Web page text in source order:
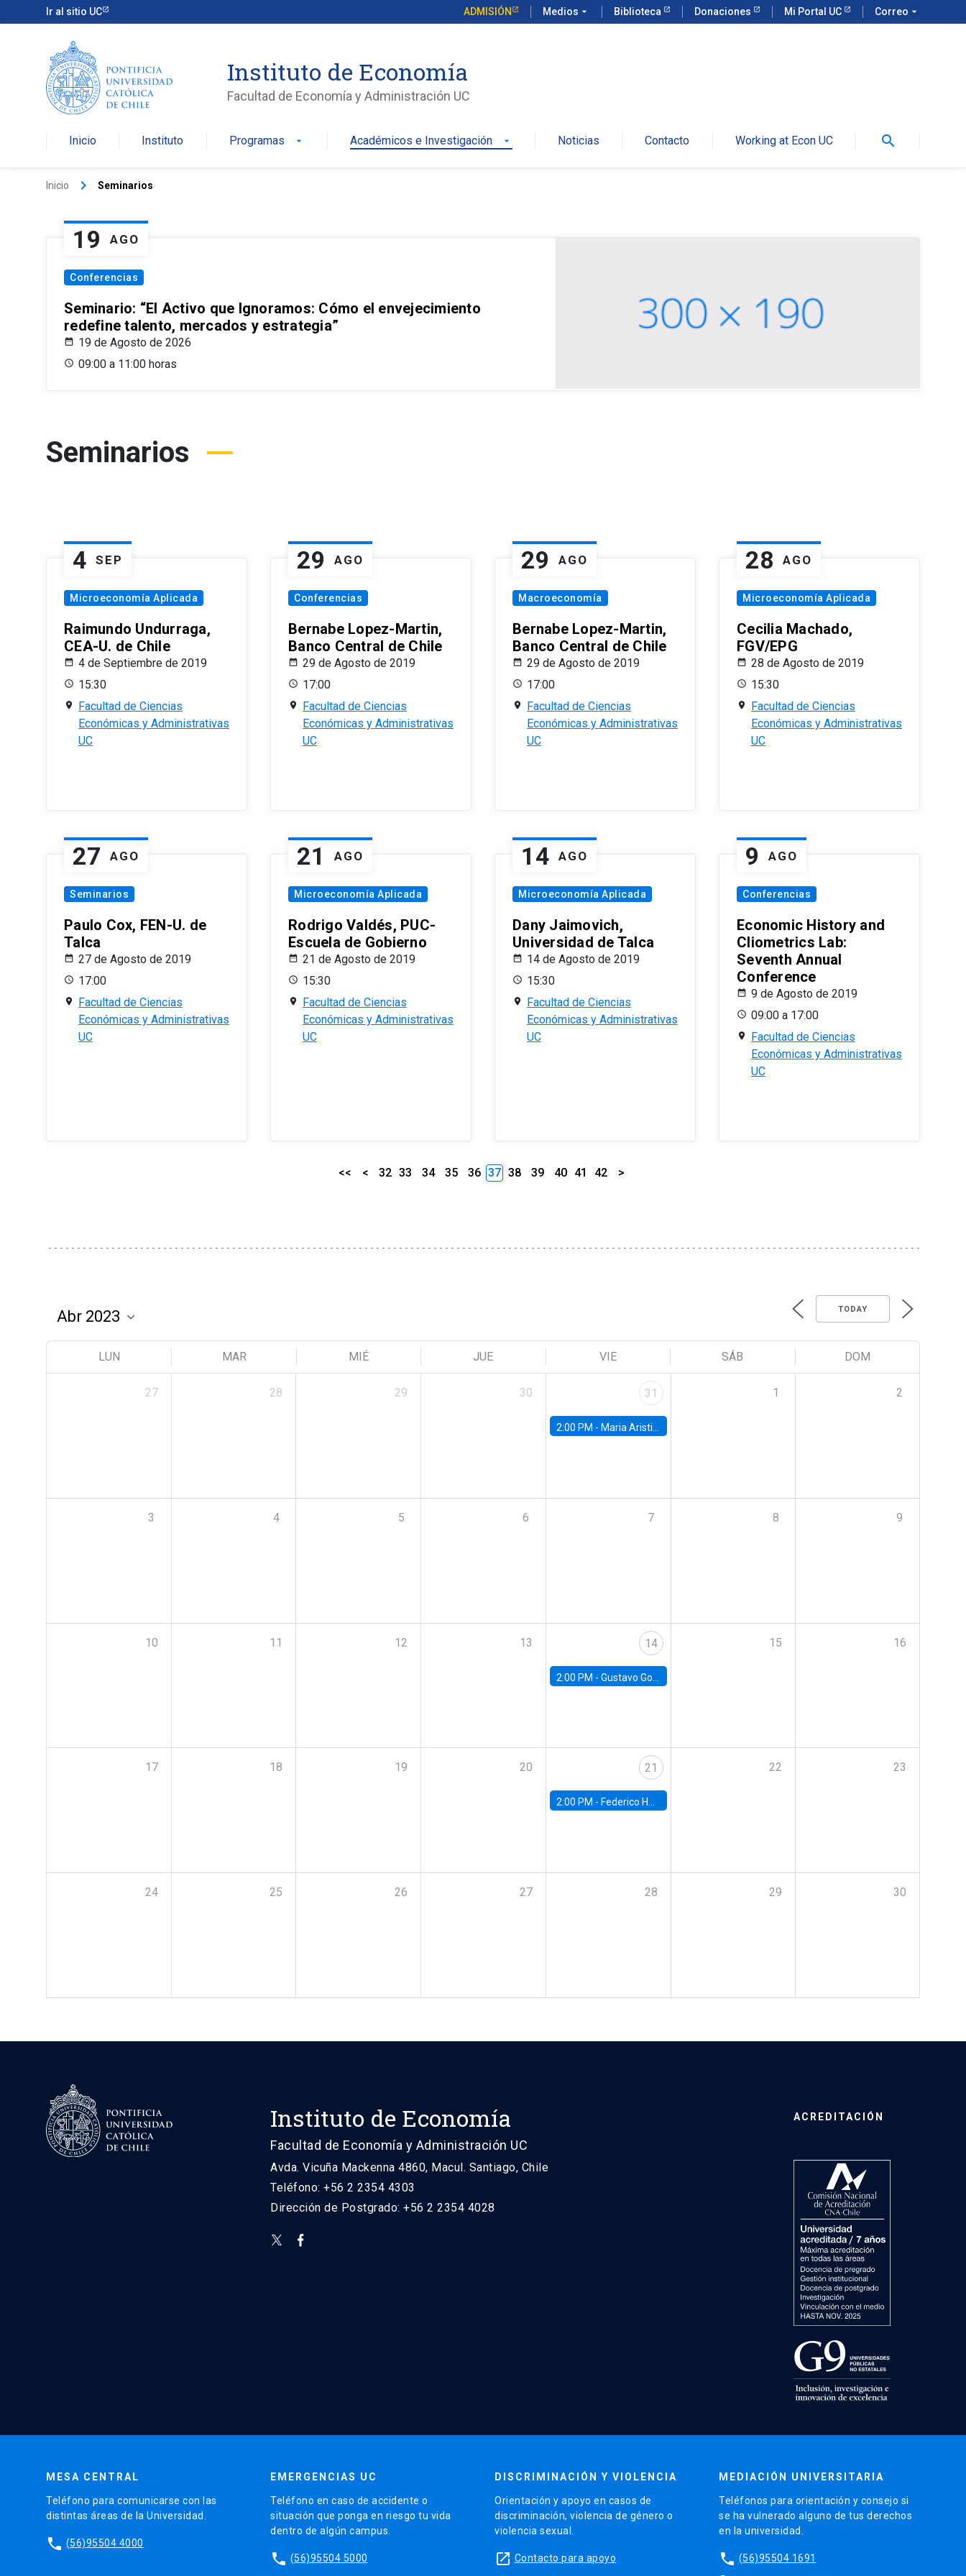
Ir al sitio UC ADMISIÓN Medios arrow_drop_down Biblioteca Donaciones Mi Portal UC Correo arrow_drop_down
Instituto de Economía
Facultad de Economía y Administración UC
Inicio Instituto Programas arrow_drop_down Académicos e Investigación arrow_drop_down Noticias Contacto Working at Econ UC search
Inicio keyboard_arrow_right Seminarios
19 AGO
Conferencias
Seminario: “El Activo que Ignoramos: Cómo el envejecimiento
redefine talento, mercados y estrategia”
19 de Agosto de 2026
09:00 a 11:00 horas
Seminarios
4 SEP
Microeconomía Aplicada
Raimundo Undurraga,
CEA-U. de Chile
4 de Septiembre de 2019
15:30
Facultad de Ciencias
Económicas y Administrativas
UC
29 AGO
Conferencias
Bernabe Lopez-Martin,
Banco Central de Chile
29 de Agosto de 2019
17:00
Facultad de Ciencias
Económicas y Administrativas
UC
29 AGO
Macroeconomía
Bernabe Lopez-Martin,
Banco Central de Chile
29 de Agosto de 2019
17:00
Facultad de Ciencias
Económicas y Administrativas
UC
28 AGO
Microeconomía Aplicada
Cecilia Machado,
FGV/EPG
28 de Agosto de 2019
15:30
Facultad de Ciencias
Económicas y Administrativas
UC
27 AGO
Seminarios
Paulo Cox, FEN-U. de
Talca
27 de Agosto de 2019
17:00
Facultad de Ciencias
Económicas y Administrativas
UC
21 AGO
Microeconomía Aplicada
Rodrigo Valdés, PUC-
Escuela de Gobierno
21 de Agosto de 2019
15:30
Facultad de Ciencias
Económicas y Administrativas
UC
14 AGO
Microeconomía Aplicada
Dany Jaimovich,
Universidad de Talca
14 de Agosto de 2019
15:30
Facultad de Ciencias
Económicas y Administrativas
UC
9 AGO
Conferencias
Economic History and
Cliometrics Lab:
Seventh Annual
Conference
9 de Agosto de 2019
09:00 a 17:00
Facultad de Ciencias
Económicas y Administrativas
UC
<< < 32 33 34 35 36 37 38 39 40 41 42 >
TODAY
LUN MAR MIÉ JUE VIE SÁB DOM
27 28 29 30 31
2:00 PM - Maria Aristizabal-Ramirez, FED Board
1 2
3 4 5 6 7 8 9
10 11 12 13 14
2:00 PM - Gustavo González - Banco Central de Chile
15 16
17 18 19 20 21
2:00 PM - Federico Huneeus - Banco Central de Chile
22 23
24 25 26 27 28 29 30
Instituto de Economía
Facultad de Economía y Administración UC
Avda. Vicuña Mackenna 4860, Macul. Santiago, Chile
Teléfono: +56 2 2354 4303
Dirección de Postgrado: +56 2 2354 4028
ACREDITACIÓN
MESA CENTRAL
Teléfono para comunicarse con las
distintas áreas de la Universidad.
phone (56)95504 4000
EMERGENCIAS UC
Teléfono en caso de accidente o
situación que ponga en riesgo tu vida
dentro de algún campus.
phone (56)95504 5000
DISCRIMINACIÓN Y VIOLENCIA
Orientación y apoyo en casos de
discriminación, violencia de género o
violencia sexual.
launch Contacto para apoyo
MEDIACIÓN UNIVERSITARIA
Teléfonos para orientación y consejo si
se ha vulnerado alguno de tus derechos
en la universidad.
phone (56)95504 1691